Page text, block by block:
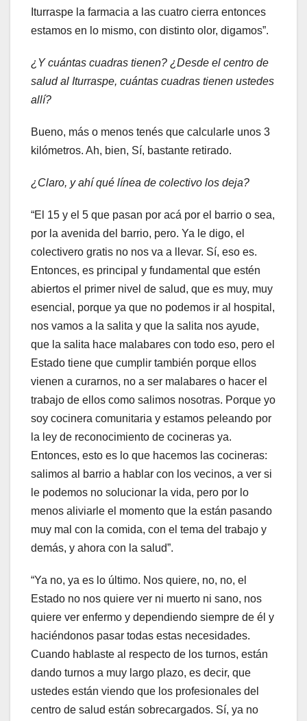
Iturraspe la farmacia a las cuatro cierra entonces
estamos en lo mismo, con distinto olor, digamos”.
¿Y cuántas cuadras tienen? ¿Desde el centro de
salud al Iturraspe, cuántas cuadras tienen ustedes
allí?
Bueno, más o menos tenés que calcularle unos 3
kilómetros. Ah, bien, Sí, bastante retirado.
¿Claro, y ahí qué línea de colectivo los deja?
“El 15 y el 5 que pasan por acá por el barrio o sea,
por la avenida del barrio, pero. Ya le digo, el
colectivero gratis no nos va a llevar. Sí, eso es.
Entonces, es principal y fundamental que estén
abiertos el primer nivel de salud, que es muy, muy
esencial, porque ya que no podemos ir al hospital,
nos vamos a la salita y que la salita nos ayude,
que la salita hace malabares con todo eso, pero el
Estado tiene que cumplir también porque ellos
vienen a curarnos, no a ser malabares o hacer el
trabajo de ellos como salimos nosotras. Porque yo
soy cocinera comunitaria y estamos peleando por
la ley de reconocimiento de cocineras ya.
Entonces, esto es lo que hacemos las cocineras:
salimos al barrio a hablar con los vecinos, a ver si
le podemos no solucionar la vida, pero por lo
menos aliviarle el momento que la están pasando
muy mal con la comida, con el tema del trabajo y
demás, y ahora con la salud”.
“Ya no, ya es lo último. Nos quiere, no, no, el
Estado no nos quiere ver ni muerto ni sano, nos
quiere ver enfermo y dependiendo siempre de él y
haciéndonos pasar todas estas necesidades.
Cuando hablaste al respecto de los turnos, están
dando turnos a muy largo plazo, es decir, que
ustedes están viendo que los profesionales del
centro de salud están sobrecargados. Sí, ya no